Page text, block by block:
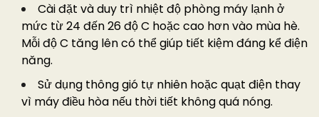
Cài đặt và duy trì nhiệt độ phòng máy lạnh ở
mức từ 24 đến 26 độ C hoặc cao hơn vào mùa hè.
Mỗi độ C tăng lên có thể giúp tiết kiệm đáng kể điện
năng.
Sử dụng thông gió tự nhiên hoặc quạt điện thay
vì máy điều hòa nếu thời tiết không quá nóng.